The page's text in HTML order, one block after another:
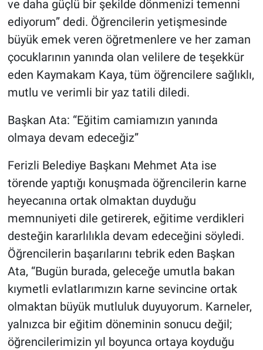
ve daha güçlü bir şekilde dönmenizi temenni
ediyorum” dedi. Öğrencilerin yetişmesinde
büyük emek veren öğretmenlere ve her zaman
çocuklarının yanında olan velilere de teşekkür
eden Kaymakam Kaya, tüm öğrencilere sağlıklı,
mutlu ve verimli bir yaz tatili diledi.
Başkan Ata: “Eğitim camiamızın yanında
olmaya devam edeceğiz”
Ferizli Belediye Başkanı Mehmet Ata ise
törende yaptığı konuşmada öğrencilerin karne
heyecanına ortak olmaktan duyduğu
memnuniyeti dile getirerek, eğitime verdikleri
desteğin kararlılıkla devam edeceğini söyledi.
Öğrencilerin başarılarını tebrik eden Başkan
Ata, “Bugün burada, geleceğe umutla bakan
kıymetli evlatlarımızın karne sevincine ortak
olmaktan büyük mutluluk duyuyorum. Karneler,
yalnızca bir eğitim döneminin sonucu değil;
öğrencilerimizin yıl boyunca ortaya koyduğu